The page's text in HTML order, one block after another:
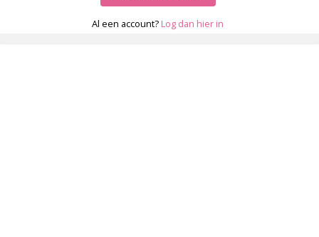
Al een account? Log dan hier in